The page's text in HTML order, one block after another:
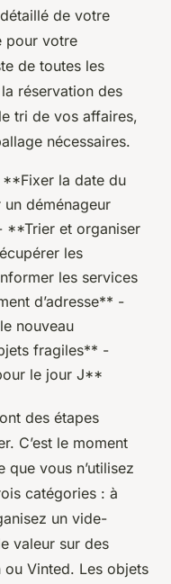
de votre
pour votre
de toutes les
réservation des
tri de vos affaires,
nécessaires.
la date du
déménageur
**Trier et organiser
les
les services
d’adresse** -
nouveau
fragiles** -
le jour J**
des étapes
C’est le moment
vous n’utilisez
catégories : à
un vide-
valeur sur des
Vinted. Les objets